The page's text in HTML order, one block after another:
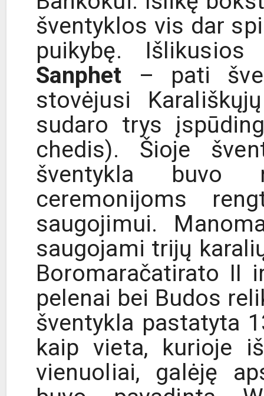
šventyklos vis dar
puikybę. Išlikusios
Sanphet – pati
stovėjusi
sudaro trys
chedis). Šioje
šventykla buvo
ceremonijoms
saugojimui.
saugojami trijų
Boromaračatirato II
pelenai bei Budos
šventykla pastatyta
kaip vieta, kurioje
vienuoliai, galėję